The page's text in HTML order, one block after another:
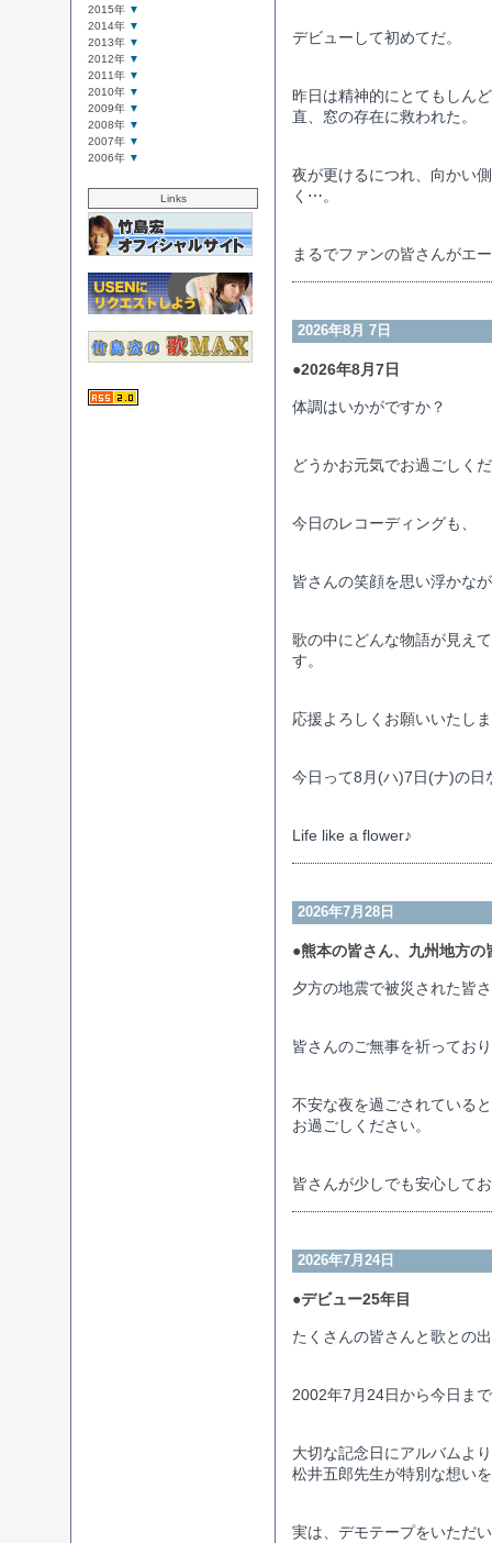
2015年 ▼
2014年 ▼
2013年 ▼
2012年 ▼
2011年 ▼
2010年 ▼
2009年 ▼
2008年 ▼
2007年 ▼
2006年 ▼
Links
デビューして初めてだ。
昨日は精神的にとてもしん
直、窓の存在に救われた。
夜が更けるにつれ、向かい
く⋯。
まるでファンの皆さんがエ
2026年8月 7日
●2026年8月7日
体調はいかがですか？
どうかお元気でお過ごしく
今日のレコーディングも、
皆さんの笑顔を思い浮かな
歌の中にどんな物語が見え
す。
応援よろしくお願いいたし
今日って8月(ハ)7日(ナ)の日
Life like a flower♪
2026年7月28日
●熊本の皆さん、九州地方の
夕方の地震で被災された皆
皆さんのご無事を祈ってお
不安な夜を過ごされている
お過ごしください。
皆さんが少しでも安心して
2026年7月24日
●デビュー25年目
たくさんの皆さんと歌との
2002年7月24日から今日ま
大切な記念日にアルバムよ
松井五郎先生が特別な想い
実は、デモテープをいただ